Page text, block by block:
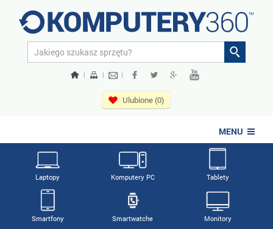
| | |
Ulubione (0)
MENU
Laptopy Komputery PC Tablety
Smartfony Smartwatche Monitory